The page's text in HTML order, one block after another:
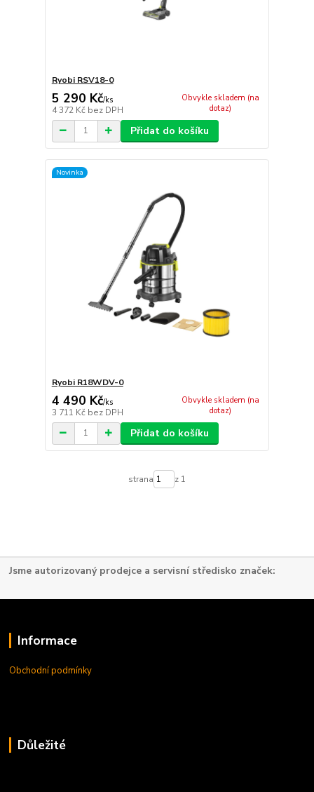
Ryobi RSV18-0
5 290 Kč/ks
4 372 Kč bez DPH
Obvykle skladem (na
dotaz)
Přidat do košíku
Novinka
Ryobi R18WDV-0
4 490 Kč/ks
3 711 Kč bez DPH
Obvykle skladem (na
dotaz)
Přidat do košíku
strana z 1
Jsme autorizovaný prodejce a servisní středisko značek:
Informace
Obchodní podmínky
Důležité